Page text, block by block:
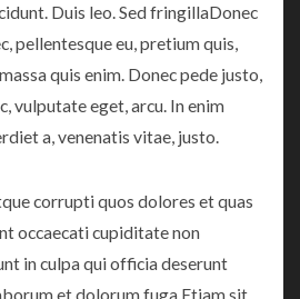
Duis leo. Sed fringillaDonec
pellentesque eu, pretium quis,
quis enim. Donec pede justo,
vulputate eget, arcu. In enim
a, venenatis vitae, justo.
corrupti quos dolores et quas
occaecati cupiditate non
in culpa qui officia deserunt
et dolorum fuga.Etiam sit